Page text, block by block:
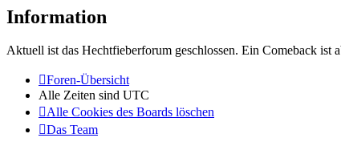
Information
Aktuell ist das Hechtfieberforum geschlossen. Ein Comeback ist
Foren-Übersicht
Alle Zeiten sind UTC
Alle Cookies des Boards löschen
Das Team